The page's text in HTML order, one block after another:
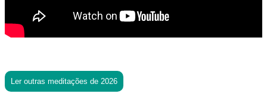
Ler outras meditações de 2026